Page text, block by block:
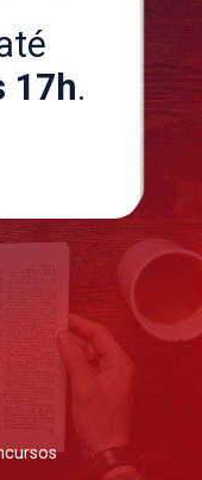
17h.